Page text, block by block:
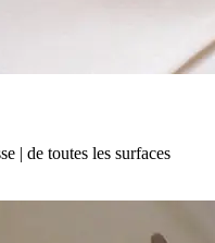
| de toutes les surfaces